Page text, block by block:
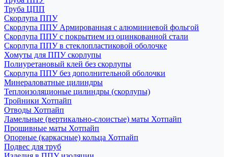
Труба ЦПП
Скорлупа ППУ
Скорлупа ППУ Армированная с алюминиевой фольгой
Скорлупа ППУ с покрытием из оцинкованной стали
Скорлупа ППУ в стеклопластиковой оболочке
Хомуты для ППУ скорлупы
Полиуретановый клей без скорлупы
Скорлупа ППУ без дополнительной оболочки
Минераловатные цилиндры
Теплоизоляционые цилиндры (скорлупы)
Тройники Хотпайп
Отводы Хотпайп
Ламельные (вертикально-слоистые) маты Хотпайп
Прошивные маты Хотпайп
Опорные (каркасные) кольца Хотпайп
Подвес для труб